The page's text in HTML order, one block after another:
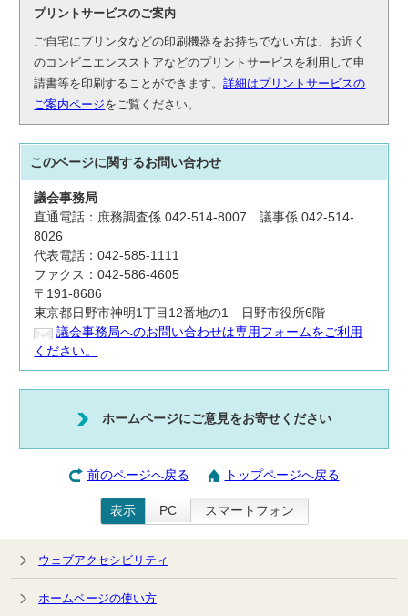
プリントサービスのご案内
ご自宅にプリンタなどの印刷機器をお持ちでない方は、お近く
のコンビニエンスストアなどのプリントサービスを利用して申
請書等を印刷することができます。詳細はプリントサービスの
ご案内ページをご覧ください。
このページに関するお問い合わせ
議会事務局
直通電話：庶務調査係 042-514-8007 議事係 042-514-
8026
代表電話：042-585-1111
ファクス：042-586-4605
〒191-8686
東京都日野市神明1丁目12番地の1 日野市役所6階
議会事務局へのお問い合わせは専用フォームをご利用
ください。
ホームページにご意見をお寄せください
前のページへ戻る トップページへ戻る
表示 PC スマートフォン
ウェブアクセシビリティ
ホームページの使い方